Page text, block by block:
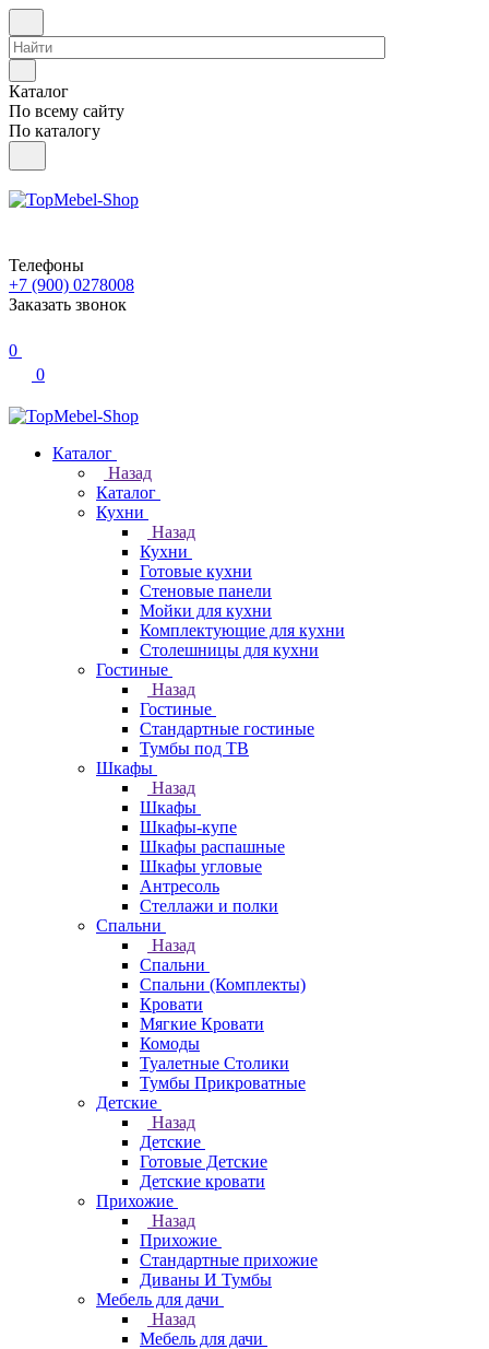
Каталог
По всему сайту
По каталогу
Телефоны
+7 (900) 0278008
Заказать звонок
0
0
Каталог
Назад
Каталог
Кухни
Назад
Кухни
Готовые кухни
Стеновые панели
Мойки для кухни
Комплектующие для кухни
Столешницы для кухни
Гостиные
Назад
Гостиные
Стандартные гостиные
Тумбы под ТВ
Шкафы
Назад
Шкафы
Шкафы-купе
Шкафы распашные
Шкафы угловые
Антресоль
Стеллажи и полки
Спальни
Назад
Спальни
Спальни (Комплекты)
Кровати
Мягкие Кровати
Комоды
Туалетные Столики
Тумбы Прикроватные
Детские
Назад
Детские
Готовые Детские
Детские кровати
Прихожие
Назад
Прихожие
Стандартные прихожие
Диваны И Тумбы
Мебель для дачи
Назад
Мебель для дачи